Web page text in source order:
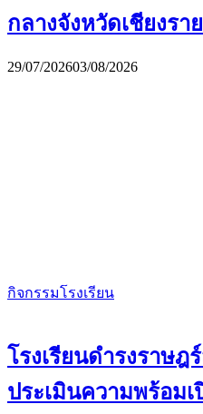
กลางจังหวัดเชียงราย
29/07/202603/08/2026
กิจกรรมโรงเรียน
โรงเรียนดำรงราษฎ
ประเมินความพร้อมเ